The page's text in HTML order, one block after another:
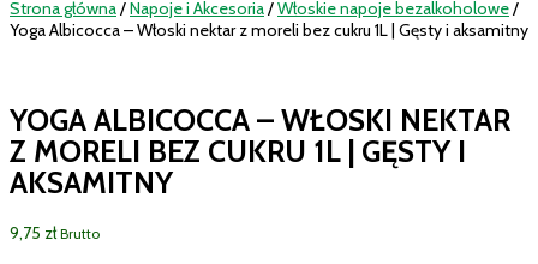
Strona główna/Napoje i Akcesoria/Włoskie napoje bezalkoholowe/
Yoga Albicocca – Włoski nektar z moreli bez cukru 1L | Gęsty i aksamitny
YOGA ALBICOCCA – WŁOSKI NEKTAR
Z MORELI BEZ CUKRU 1L | GĘSTY I
AKSAMITNY
9,75 zł Brutto